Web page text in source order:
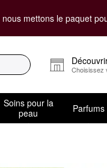
nous mettons le paquet
Choisissez
Soins pour la
peau
Parfums